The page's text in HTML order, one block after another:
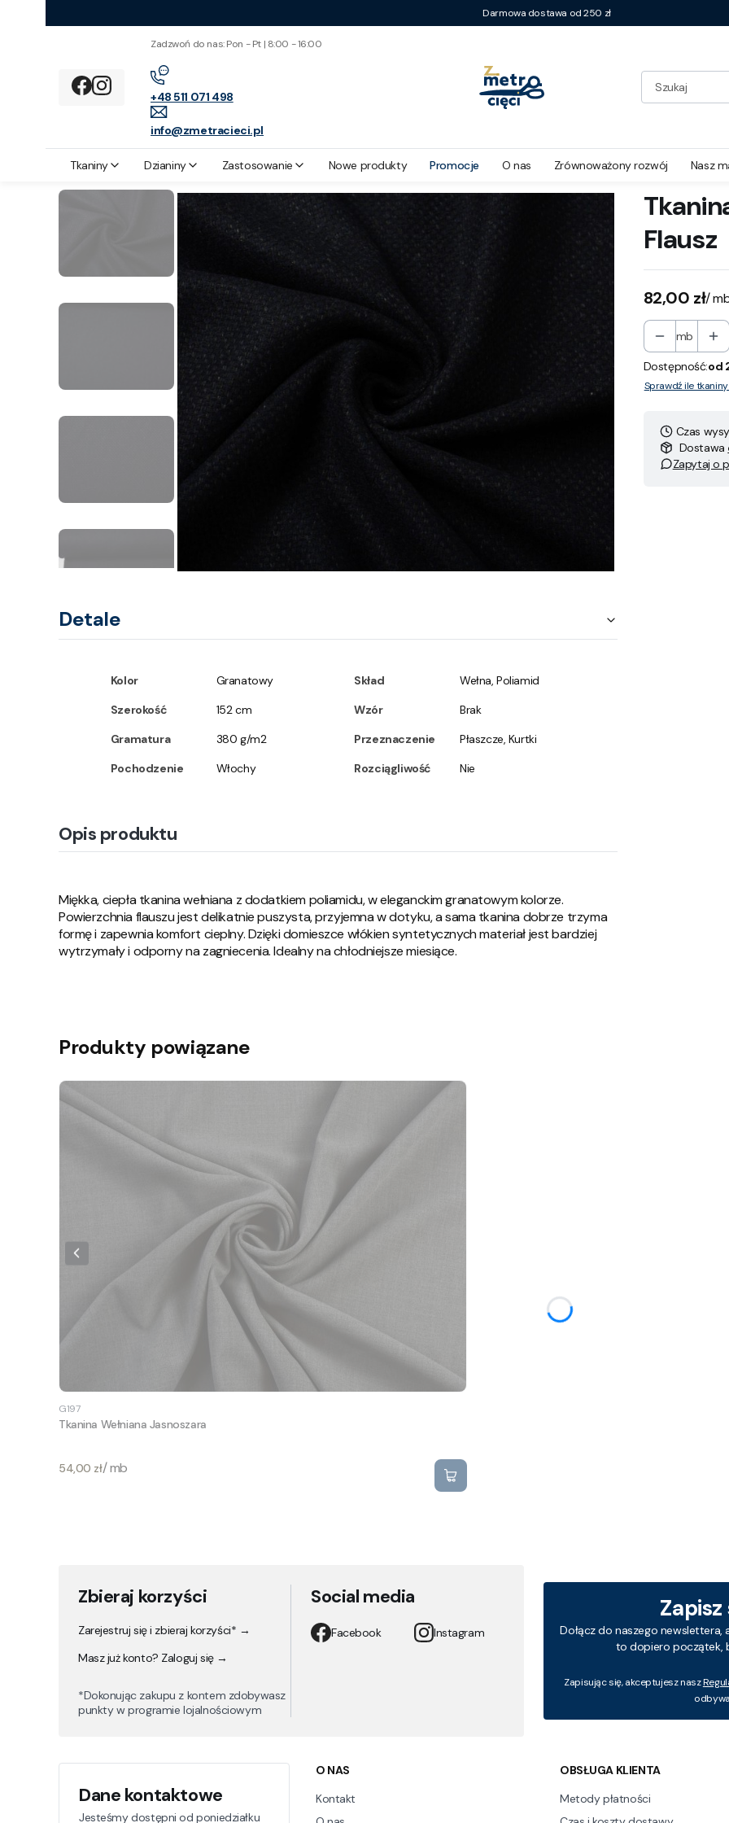
Darmowa dostawa od 250 zł
Zadzwoń do nas: Pon - Pt | 8:00 - 16:00
+48 511 071 498
info@zmetracieci.pl
Tkaniny Dzianiny Zastosowanie Nowe produkty Promocje O nas Zrównoważony rozwój Nasz
Detale
Kolor Granatowy Skład
Wełna, Poliamid
Szerokość
152 cm Wzór
Brak
Gramatura
380 g/m2 Przeznaczenie
Płaszcze, Kurtki
Pochodzenie
Włochy Rozciągliwość Nie
Opis produktu
Miękka, ciepła tkanina wełniana z dodatkiem poliamidu, w eleganckim granatowym kolorze.
Powierzchnia flauszu jest delikatnie puszysta, przyjemna w dotyku, a sama tkanina dobrze trzyma
formę i zapewnia komfort cieplny. Dzięki domieszce włókien syntetycznych materiał jest bardziej
wytrzymały i odporny na zagniecenia. Idealny na chłodniejsze miesiące.
Flausz
Cena
82,00 zł/
mb
Dostępność:od
Sprawdź ile
Czas
Dostawa
Zapytaj o
Produkty powiązane
G197
Tkanina Wełniana Jasnoszara
Cena
54,00 zł/ mb
Zbieraj korzyści
Zarejestruj się i zbieraj korzyści* →
Masz już konto? Zaloguj się →
*Dokonując zakupu z kontem zdobywasz
punkty w programie lojalnościowym
Social media
Facebook Instagram
Dołącz do naszego
to dopiero początek,
Zapisując się, akceptujesz nasz
Dane kontaktowe
Jesteśmy dostępni od poniedziałku
Linki w stopce
O NAS
Kontakt
OBSŁUGA KLIENTA
Metody płatności